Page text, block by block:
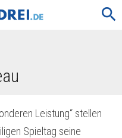
search
Leistung“ stellen
Spieltag seine